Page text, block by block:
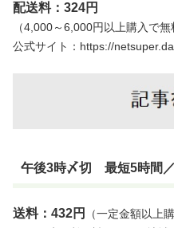
配送料：324円
（4,000～6,000円以上購入で
公式サイト：https://
午後3時〆切 最短5時間
送料：432円
（一定金額以上